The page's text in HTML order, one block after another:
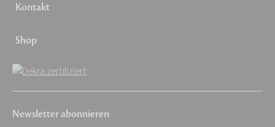
Kontakt
Shop
Newsletter abonnieren